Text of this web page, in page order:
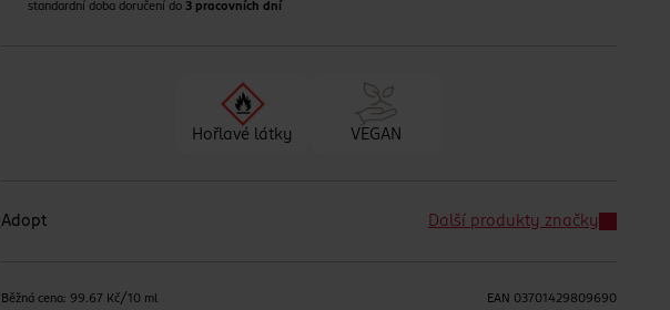
standardní doba doručení do 3 pracovních dní
Hořlavé látky VEGAN
Adopt Další produkty značky
Běžná cena: 99.67 Kč/10 ml
EAN 03701429809690